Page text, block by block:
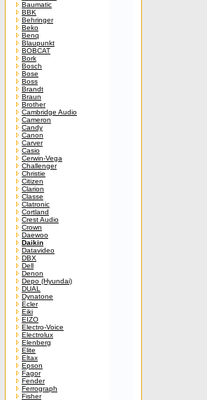
Baumatic
BBK
Behringer
Beko
Benq
Blaupunkt
BOBCAT
Bork
Bosch
Bose
Boss
Brandt
Braun
Brother
Cambridge Audio
Cameron
Candy
Canon
Carver
Casio
Cerwin-Vega
Challenger
Christie
Citizen
Clarion
Classe
Clatronic
Cortland
Crest Audio
Crown
Daewoo
Daikin
Datavideo
DBX
Dell
Denon
Depo (Hyundai)
DUAL
Dynatone
Ecler
Eiki
EIZO
Electro-Voice
Electrolux
Elenberg
Elite
Eltax
Epson
Fagor
Fender
Ferrograph
Fisher